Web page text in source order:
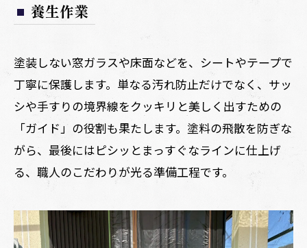
養生作業
塗装しない窓ガラスや床面などを、シートやテープで
丁寧に保護します。単なる汚れ防止だけでなく、サッ
シや手すりの境界線をクッキリと美しく出すための
「ガイド」の役割も果たします。塗料の飛散を防ぎな
がら、最後にはピシッとまっすぐなラインに仕上げ
る、職人のこだわりが光る準備工程です。